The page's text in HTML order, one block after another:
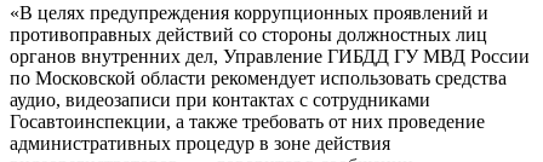
«В целях предупреждения коррупционных проявлений и
противоправных действий со стороны должностных лиц
органов внутренних дел, Управление ГИБДД ГУ МВД России
по Московской области рекомендует использовать средства
аудио, видеозаписи при контактах с сотрудниками
Госавтоинспекции, а также требовать от них проведение
административных процедур в зоне действия